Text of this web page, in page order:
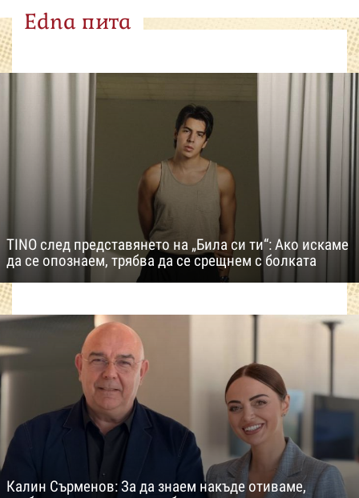
Edna пита
TINO след представянето на „Била си ти“: Ако искаме
да се опознаем, трябва да се срещнем с болката
Калин Сърменов: За да знаем накъде отиваме,